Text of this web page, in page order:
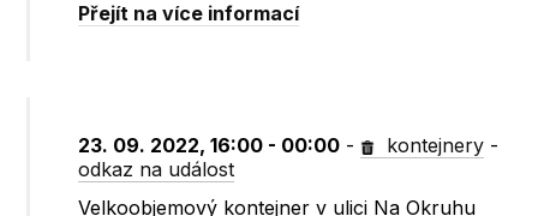
Přejít na více informací
23. 09. 2022, 16:00 - 00:00 - kontejnery -
odkaz na událost
Velkoobjemový kontejner v ulici Na Okruhu